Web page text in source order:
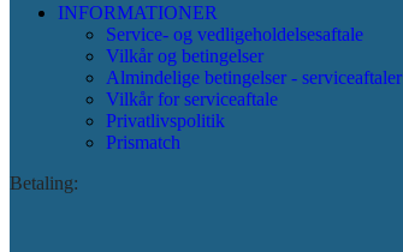
INFORMATIONER
Service- og vedligeholdelsesaftale
Vilkår og betingelser
Almindelige betingelser - serviceaftaler
Vilkår for serviceaftale
Privatlivspolitik
Prismatch
Betaling: